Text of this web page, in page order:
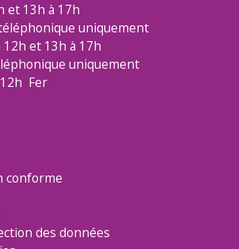
et 13h à 17h
uniquement
et 13h à 17h
uniquement
Fer
conforme
des données